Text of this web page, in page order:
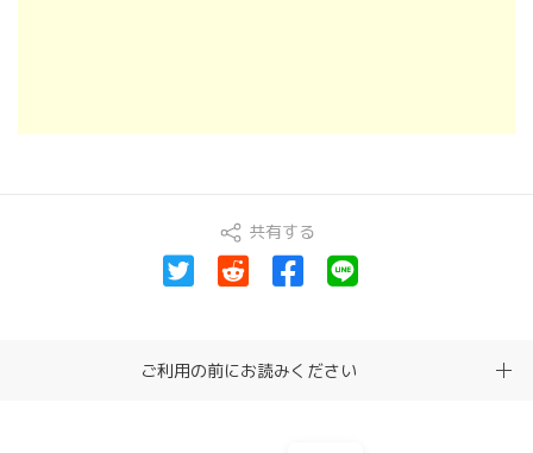
共有する
ご利用の前にお読みください